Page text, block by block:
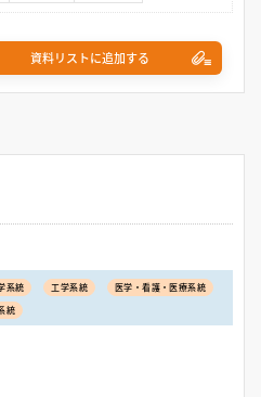
資料リストに追加する
系統 工学系統
医学・看護・医療系統
統